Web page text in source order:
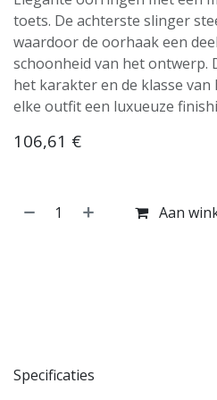
toets. De achterste slinger
waardoor de oorhaak een
schoonheid van het ontwerp.
het karakter en de klasse van
elke outfit een luxueuze
106,61 €
Aan
Specificaties